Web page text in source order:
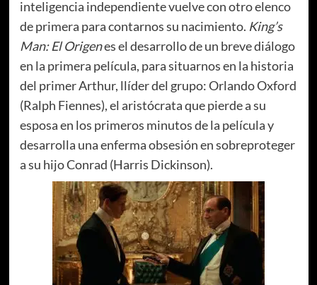
inteligencia independiente vuelve con otro elenco
de primera para contarnos su nacimiento. King’s
Man: El Origenes el desarrollo de un breve diálogo
en la primera película, para situarnos en la historia
del primer Arthur, llíder del grupo: Orlando Oxford
(Ralph Fiennes), el aristócrata que pierde a su
esposa en los primeros minutos de la película y
desarrolla una enferma obsesión en sobreproteger
a su hijo Conrad (Harris Dickinson).